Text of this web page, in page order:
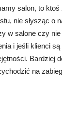
salon, to
nie słysząc o
w salone czy
i jeśli klienci
Bardziej
na